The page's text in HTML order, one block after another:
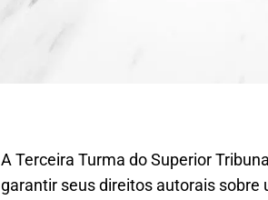
A Terceira Turma do Superior
garantir seus direitos autorais